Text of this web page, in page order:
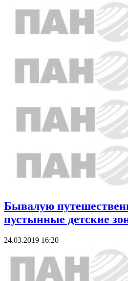
Бывалую
пустынные детские
24.03.2019 16:20